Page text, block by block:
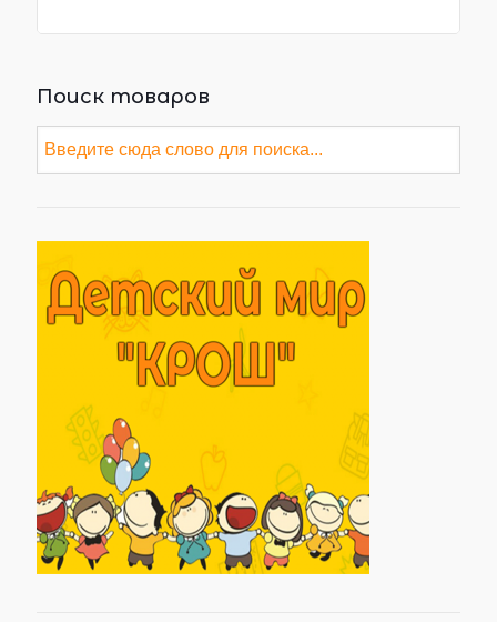
Поиск товаров